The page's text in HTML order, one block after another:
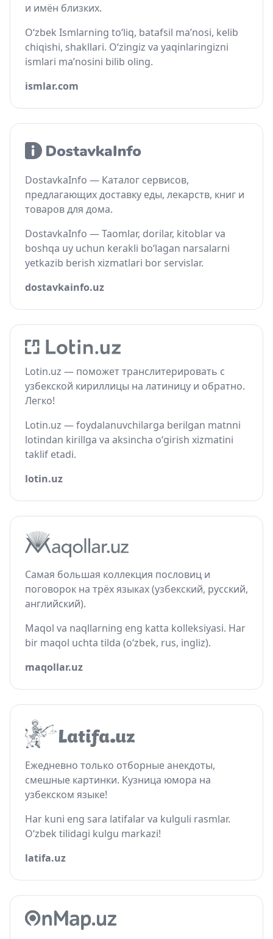
и имён близких.
O‘zbek Ismlarning to‘liq, batafsil ma’nosi, kelib
chiqishi, shakllari. O‘zingiz va yaqinlaringizni
ismlari ma’nosini bilib oling.
ismlar.com
DostavkaInfo — Каталог сервисов,
предлагающих доставку еды, лекарств, книг и
товаров для дома.
DostavkaInfo — Taomlar, dorilar, kitoblar va
boshqa uy uchun kerakli bo‘lagan narsalarni
yetkazib berish xizmatlari bor servislar.
dostavkainfo.uz
Lotin.uz — поможет транслитерировать с
узбекской кириллицы на латиницу и обратно.
Легко!
Lotin.uz — foydalanuvchilarga berilgan matnni
lotindan kirillga va aksincha o‘girish xizmatini
taklif etadi.
lotin.uz
Самая большая коллекция пословиц и
поговорок на трёх языках (узбекский, русский,
английский).
Maqol va naqllarning eng katta kolleksiyasi. Har
bir maqol uchta tilda (o‘zbek, rus, ingliz).
maqollar.uz
Ежедневно только отборные анекдоты,
смешные картинки. Кузница юмора на
узбекском языке!
Har kuni eng sara latifalar va kulguli rasmlar.
O‘zbek tilidagi kulgu markazi!
latifa.uz